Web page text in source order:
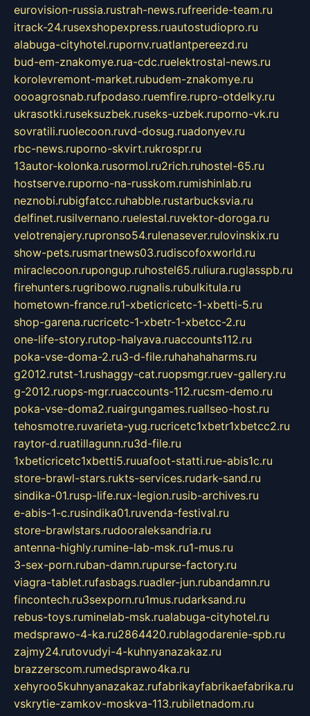
eurovision-russia.rustrah-news.rufreeride-team.ru
itrack-24.rusexshopexpress.ruautostudiopro.ru
alabuga-cityhotel.rupornv.ruatlantpereezd.ru
bud-em-znakomye.rua-cdc.ruelektrostal-news.ru
korolevremont-market.rubudem-znakomye.ru
oooagrosnab.rufpodaso.ruemfire.rupro-otdelky.ru
ukrasotki.ruseksuzbek.ruseks-uzbek.ruporno-vk.ru
sovratili.ruolecoon.ruvd-dosug.ruadonyev.ru
rbc-news.ruporno-skvirt.rukrospr.ru
13autor-kolonka.rusormol.ru2rich.ruhostel-65.ru
hostserve.ruporno-na-russkom.rumishinlab.ru
neznobi.rubigfatcc.ruhabble.rustarbucksvia.ru
delfinet.rusilvernano.ruelestal.ruvektor-doroga.ru
velotrenajery.rupronso54.rulenasever.rulovinskix.ru
show-pets.rusmartnews03.rudiscofoxworld.ru
miraclecoon.rupongup.ruhostel65.ruliura.ruglasspb.ru
firehunters.rugribowo.rugnalis.rubulkitula.ru
hometown-france.ru1-xbeticricetc-1-xbetti-5.ru
shop-garena.rucricetc-1-xbetr-1-xbetcc-2.ru
one-life-story.rutop-halyava.ruaccounts112.ru
poka-vse-doma-2.ru3-d-file.ruhahahaharms.ru
g2012.rutst-1.rushaggy-cat.ruopsmgr.ruev-gallery.ru
g-2012.ruops-mgr.ruaccounts-112.rucsm-demo.ru
poka-vse-doma2.ruairgungames.ruallseo-host.ru
tehosmotre.ruvarieta-yug.rucricetc1xbetr1xbetcc2.ru
raytor-d.ruatillagunn.ru3d-file.ru
1xbeticricetc1xbetti5.ruuafoot-statti.rue-abis1c.ru
store-brawl-stars.rukts-services.rudark-sand.ru
sindika-01.rusp-life.rux-legion.rusib-archives.ru
e-abis-1-c.rusindika01.ruvenda-festival.ru
store-brawlstars.rudooraleksandria.ru
antenna-highly.rumine-lab-msk.ru1-mus.ru
3-sex-porn.ruban-damn.rupurse-factory.ru
viagra-tablet.rufasbags.ruadler-jun.rubandamn.ru
fincontech.ru3sexporn.ru1mus.rudarksand.ru
rebus-toys.ruminelab-msk.rualabuga-cityhotel.ru
medsprawo-4-ka.ru2864420.rublagodarenie-spb.ru
zajmy24.rutovudyi-4-kuhnyanazakaz.ru
brazzerscom.rumedsprawo4ka.ru
xehyroo5kuhnyanazakaz.rufabrikayfabrikaefabrika.ru
vskrytie-zamkov-moskva-113.rubiletnadom.ru